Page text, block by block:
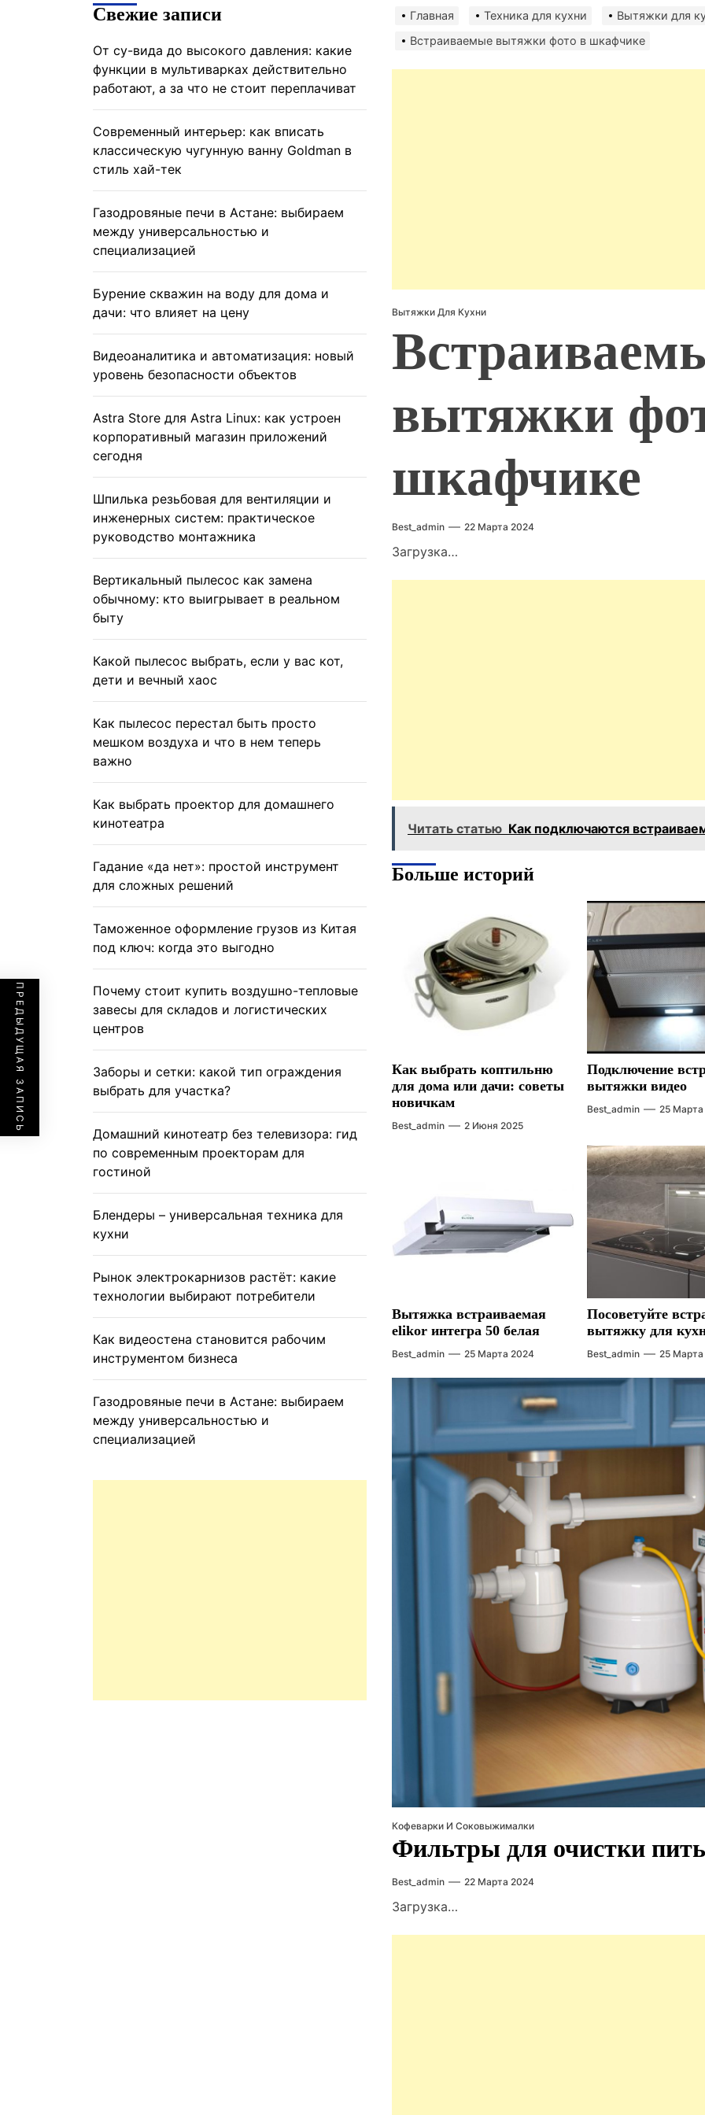
Главная Техника для кухни
Вытяжки для
Встраиваемые вытяжки фото в шкафчике
Вытяжки Для Кухни
вытяжки
шкафчике
Best_admin 22 Марта 2024
Загрузка…
Читать статью Как подключаются
ПРЕДЫДУЩАЯ ЗАПИСЬ
Больше историй
Как выбрать коптильню
для дома или дачи: советы
новичкам
Best_admin 2 Июня 2025
Подключение
вытяжки видео
Best_admin 25
Вытяжка встраиваемая
elikor интегра 50 белая
Best_admin 25 Марта 2024
Посоветуйте
вытяжку для
Best_admin 25
Кофеварки И Соковыжималки
Фильтры для очистки
Best_admin 22 Марта 2024
Загрузка…
Свежие записи
От су-вида до высокого давления: какие
функции в мультиварках действительно
работают, а за что не стоит переплачиват
Современный интерьер: как вписать
классическую чугунную ванну Goldman в
стиль хай-тек
Газодровяные печи в Астане: выбираем
между универсальностью и
специализацией
Бурение скважин на воду для дома и
дачи: что влияет на цену
Видеоаналитика и автоматизация: новый
уровень безопасности объектов
Astra Store для Astra Linux: как устроен
корпоративный магазин приложений
сегодня
Шпилька резьбовая для вентиляции и
инженерных систем: практическое
руководство монтажника
Вертикальный пылесос как замена
обычному: кто выигрывает в реальном
быту
Какой пылесос выбрать, если у вас кот,
дети и вечный хаос
Как пылесос перестал быть просто
мешком воздуха и что в нем теперь
важно
Как выбрать проектор для домашнего
кинотеатра
Гадание «да нет»: простой инструмент
для сложных решений
Таможенное оформление грузов из Китая
под ключ: когда это выгодно
Почему стоит купить воздушно-тепловые
завесы для складов и логистических
центров
Заборы и сетки: какой тип ограждения
выбрать для участка?
Домашний кинотеатр без телевизора: гид
по современным проекторам для
гостиной
Блендеры – универсальная техника для
кухни
Рынок электрокарнизов растёт: какие
технологии выбирают потребители
Как видеостена становится рабочим
инструментом бизнеса
Газодровяные печи в Астане: выбираем
между универсальностью и
специализацией